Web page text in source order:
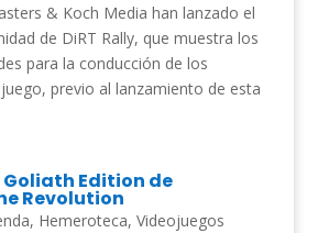
& Koch Media han lanzado el
de DiRT Rally, que muestra los
para la conducción de los
previo al lanzamiento de esta
Edition de
Revolution
, Hemeroteca, Videojuegos